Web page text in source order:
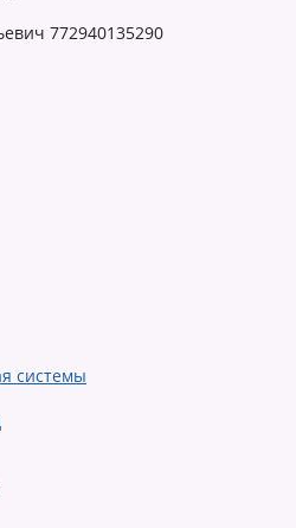
772940135290
системы